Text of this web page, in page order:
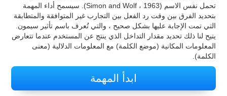
تحمل نفس الاسم (Simon and Wolf ، 1963). سيسمح أداء المهمة
بتحديد الفرق بين وقت رد الفعل بين التجارب غير المتوافقة والمتطابقة
التي تمت الإجابة عليها بشكل صحيح ، والتي تُعرف باسم تأثير سيمون.
يتيح لنا ذلك تحديد مقدار التداخل الذي ينتج عن المستخدم عندما تتعارض
المعلومات المكانية (موضع الكلمة) مع المعلومات الدلالية (معنى
الكلمة).
ابدأ المهمة